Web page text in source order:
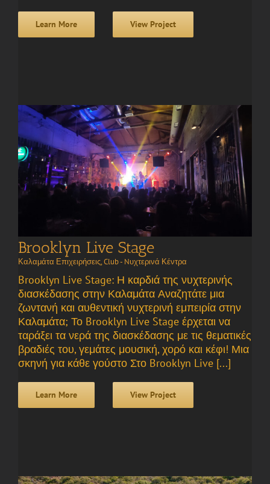
Learn More View Project
Brooklyn Live Stage
Καλαμάτα Επιχειρήσεις,Club - Nυχτερινά Κέντρα
Brooklyn Live Stage: Η καρδιά της νυχτερινής
διασκέδασης στην Καλαμάτα Αναζητάτε μια
ζωντανή και αυθεντική νυχτερινή εμπειρία στην
Καλαμάτα; Το Brooklyn Live Stage έρχεται να
ταράξει τα νερά της διασκέδασης με τις θεματικές
βραδιές του, γεμάτες μουσική, χορό και κέφι! Μια
σκηνή για κάθε γούστο Στο Brooklyn Live [...]
Learn More View Project